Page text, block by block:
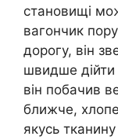
становищі
вагончик
дорогу, він
швидше дійти
він побачив
ближче,
якусь